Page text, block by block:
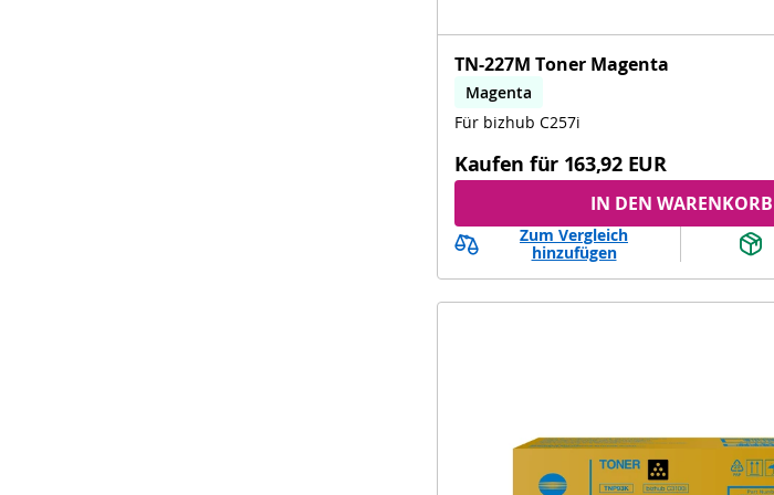
TN-227M Toner Magenta
Magenta
Für bizhub C257i
Kaufen für 163,92 EUR
IN DEN WARENKORB
Zum Vergleich
hinzufügen